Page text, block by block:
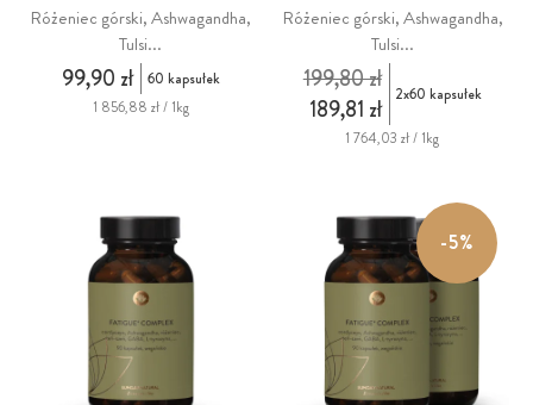
Różeniec górski, Ashwagandha,
Tulsi...
99,90 zł
60 kapsułek
1 856,88 zł / 1kg
Różeniec górski, Ashwagandha,
Tulsi...
189,81 zł
199,80 zł 2x60 kapsułek
1 764,03 zł / 1kg
-5%